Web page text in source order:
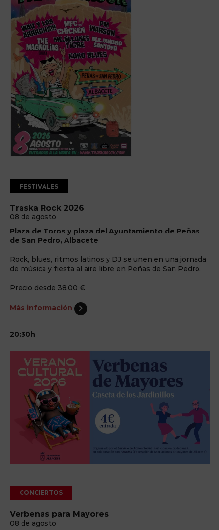
FESTIVALES
Traska Rock 2026
08 de agosto
Plaza de Toros y plaza del Ayuntamiento de Peñas
de San Pedro, Albacete
Rock, blues, ritmos latinos y DJ se unen en una jornada
de música y fiesta al aire libre en Peñas de San Pedro.
Precio desde 38.00 €
Más información
20:30h
CONCIERTOS
Verbenas para Mayores
08 de agosto